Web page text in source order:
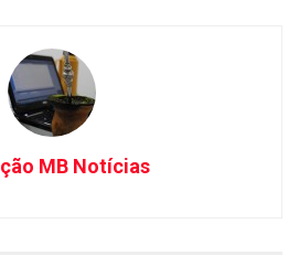
MB Notícias